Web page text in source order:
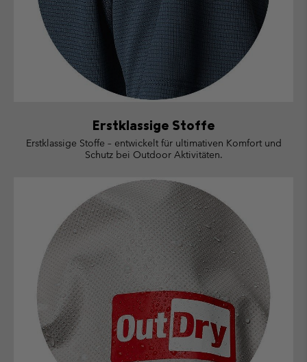
Erstklassige Stoffe
Erstklassige Stoffe – entwickelt für ultimativen Komfort und
Schutz bei Outdoor Aktivitäten.